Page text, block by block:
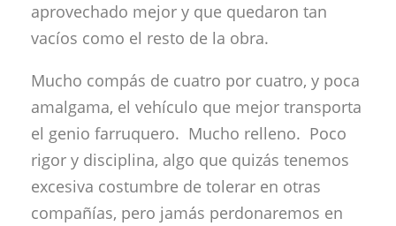
aprovechado mejor y que quedaron tan
vacíos como el resto de la obra.
Mucho compás de cuatro por cuatro, y poca
amalgama, el vehículo que mejor transporta
el genio farruquero. Mucho relleno. Poco
rigor y disciplina, algo que quizás tenemos
excesiva costumbre de tolerar en otras
compañías, pero jamás perdonaremos en